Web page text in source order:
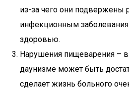
из-за чего они подвержены
инфекционным
здоровью.
Нарушения пищеварения –
даунизме может быть
сделает жизнь больного